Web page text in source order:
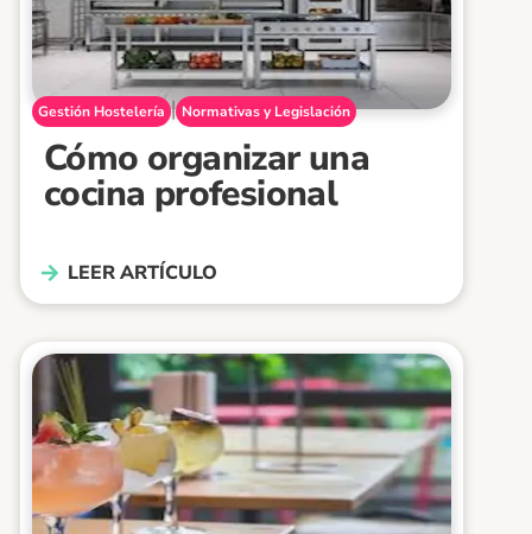
Gestión Hostelería | Normativas y Legislación
Cómo organizar una
cocina profesional
LEER ARTÍCULO